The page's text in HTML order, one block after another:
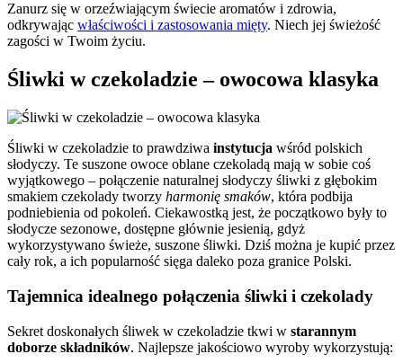
Zanurz się w orzeźwiającym świecie aromatów i zdrowia,
odkrywając właściwości i zastosowania mięty. Niech jej świeżość
zagości w Twoim życiu.
Śliwki w czekoladzie – owocowa klasyka
Śliwki w czekoladzie to prawdziwa instytucja wśród polskich
słodyczy. Te suszone owoce oblane czekoladą mają w sobie coś
wyjątkowego – połączenie naturalnej słodyczy śliwki z głębokim
smakiem czekolady tworzy harmonię smaków, która podbija
podniebienia od pokoleń. Ciekawostką jest, że początkowo były to
słodycze sezonowe, dostępne głównie jesienią, gdyż
wykorzystywano świeże, suszone śliwki. Dziś można je kupić przez
cały rok, a ich popularność sięga daleko poza granice Polski.
Tajemnica idealnego połączenia śliwki i czekolady
Sekret doskonałych śliwek w czekoladzie tkwi w starannym
doborze składników. Najlepsze jakościowo wyroby wykorzystują: